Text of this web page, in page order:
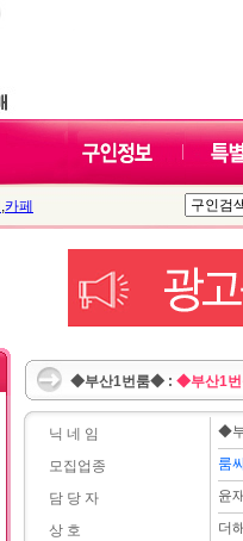
,카페
◆부산1번룸◆ : ◆부산1
닉 네 임
모집업종
담 당 자
상 호
◆
룸
윤
더